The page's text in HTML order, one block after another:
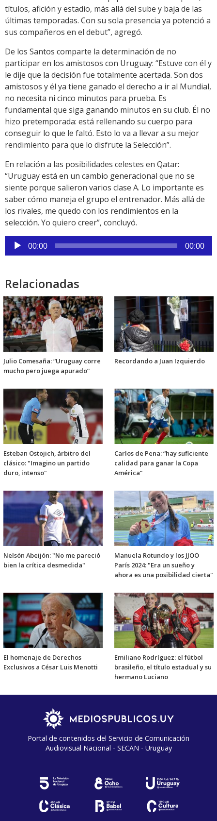
títulos, afición y estadio, más allá del sube y baja de las
últimas temporadas. Con su sola presencia ya potenció a
sus compañeros en el debut”, agregó.
De los Santos comparte la determinación de no
participar en los amistosos con Uruguay: “Estuve con él y
le dije que la decisión fue totalmente acertada. Son dos
amistosos y él ya tiene ganado el derecho a ir al Mundial,
no necesita ni cinco minutos para prueba. Es
fundamental que siga ganando minutos en su club. Él no
hizo pretemporada: está rellenando su cuerpo para
conseguir lo que le faltó. Esto lo va a llevar a su mejor
rendimiento para que lo disfrute la Selección”.
En relación a las posibilidades celestes en Qatar:
“Uruguay está en un cambio generacional que no se
siente porque salieron varios clase A. Lo importante es
saber cómo maneja el grupo el entrenador. Más allá de
los rivales, me quedo con los rendimientos en la
selección. Yo quiero creer”, concluyó.
Reproductor
de
00:00 00:00
Relacionadas
Julio Comesaña: “Uruguay corre
mucho pero juega apurado”
Recordando a Juan Izquierdo
Esteban Ostojich, árbitro del
clásico: "Imagino un partido
duro, intenso"
Carlos de Pena: “hay suficiente
calidad para ganar la Copa
América”
Nelsón Abeijón: "No me pareció
bien la crítica desmedida"
Manuela Rotundo y los JJOO
París 2024: "Era un sueño y
ahora es una posibilidad cierta"
El homenaje de Derechos
Exclusivos a César Luis Menotti
Emiliano Rodríguez: el fútbol
brasileño, el título estadual y su
hermano Luciano
Portal de contenidos del Servicio de Comunicación
Audiovisual Nacional - SECAN - Uruguay